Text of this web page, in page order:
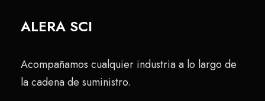
ALERA SCI
Acompañamos cualquier industria a lo largo de
la cadena de suministro.